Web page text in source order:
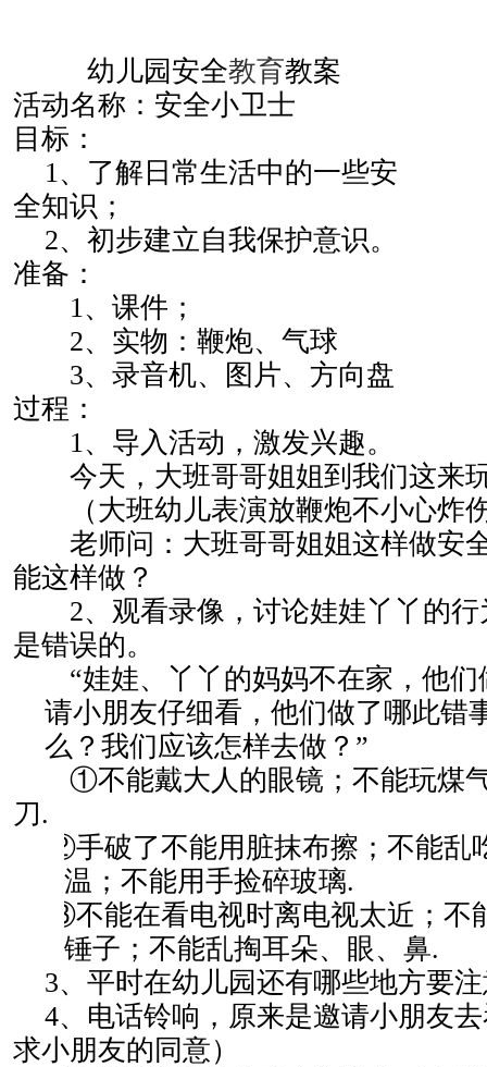
幼儿园安全教育教案
活动名称： 安全小卫士
目标：
1、了解日常生活中的一些安
全知识；
2、初步建立自我保护意识。
准备：
1、课件；
2、实物：鞭炮、气球
3、录音机、图片、方向盘
过程：
1、导入活动，激发兴趣。
今天，大班哥哥姐姐到我们这来
（大班幼儿表演放鞭炮不小心炸
老师问：大班哥哥姐姐这样做安
能这样做？
2、观看录像，讨论娃娃丫丫的
是错误的。
“娃娃、丫丫的妈妈不在家，他
请小朋友仔细看，他们做了哪此错
么？我们应该怎样去做？ ”
①不能戴大人的眼镜；不能玩煤气
刀 .
②手破了不能用脏抹布擦；不能乱
温；不能用手捡碎玻璃.
③不能在看电视时离电视太近；不
锤子；不能乱掏耳朵、眼、鼻.
3、平时在幼儿园还有哪些地方要
4、电话铃响，原来是邀请小朋友
求小朋友的同意）